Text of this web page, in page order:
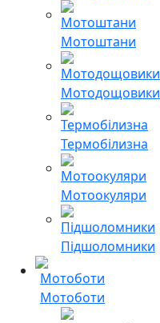
Мотоштани
Мотодощовики
Термобілизна
Мотоокуляри
Підшоломники
Мотоботи